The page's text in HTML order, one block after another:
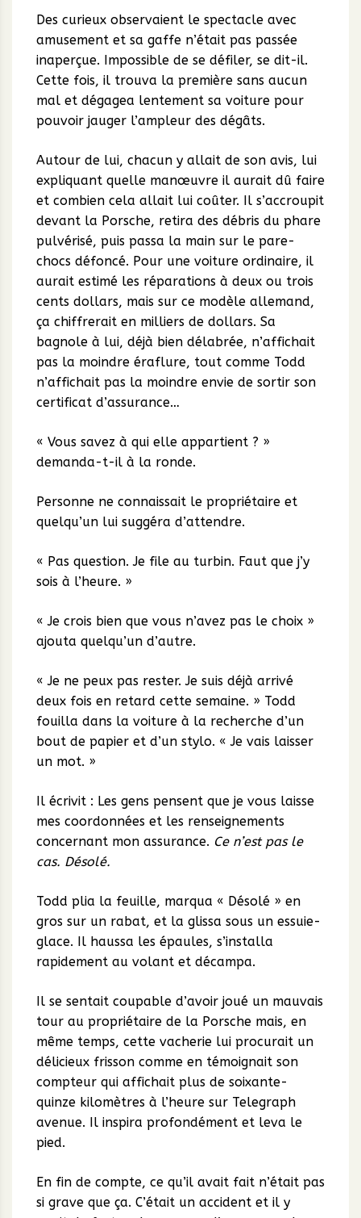
Des curieux observaient le spectacle avec
amusement et sa gaffe n’était pas passée
inaperçue. Impossible de se défiler, se dit-il.
Cette fois, il trouva la première sans aucun
mal et dégagea lentement sa voiture pour
pouvoir jauger l’ampleur des dégâts.
Autour de lui, chacun y allait de son avis, lui
expliquant quelle manœuvre il aurait dû faire
et combien cela allait lui coûter. Il s’accroupit
devant la Porsche, retira des débris du phare
pulvérisé, puis passa la main sur le pare-
chocs défoncé. Pour une voiture ordinaire, il
aurait estimé les réparations à deux ou trois
cents dollars, mais sur ce modèle allemand,
ça chiffrerait en milliers de dollars. Sa
bagnole à lui, déjà bien délabrée, n’affichait
pas la moindre éraflure, tout comme Todd
n’affichait pas la moindre envie de sortir son
certificat d’assurance…
« Vous savez à qui elle appartient ? »
demanda-t-il à la ronde.
Personne ne connaissait le propriétaire et
quelqu’un lui suggéra d’attendre.
« Pas question. Je file au turbin. Faut que j’y
sois à l’heure. »
« Je crois bien que vous n’avez pas le choix »
ajouta quelqu’un d’autre.
« Je ne peux pas rester. Je suis déjà arrivé
deux fois en retard cette semaine. » Todd
fouilla dans la voiture à la recherche d’un
bout de papier et d’un stylo. « Je vais laisser
un mot. »
Il écrivit : Les gens pensent que je vous laisse
mes coordonnées et les renseignements
concernant mon assurance. Ce n’est pas le
cas. Désolé.
Todd plia la feuille, marqua « Désolé » en
gros sur un rabat, et la glissa sous un essuie-
glace. Il haussa les épaules, s’installa
rapidement au volant et décampa.
Il se sentait coupable d’avoir joué un mauvais
tour au propriétaire de la Porsche mais, en
même temps, cette vacherie lui procurait un
délicieux frisson comme en témoignait son
compteur qui affichait plus de soixante-
quinze kilomètres à l’heure sur Telegraph
avenue. Il inspira profondément et leva le
pied.
En fin de compte, ce qu’il avait fait n’était pas
si grave que ça. C’était un accident et il y